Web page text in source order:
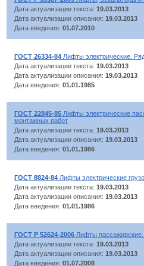
Дата актуализации текста: 19.03.2013
Дата актуализации описания: 19.03.2013
Дата введения: 01.07.2010
ГОСТ 26334-84 Лифты электрические.
Дата актуализации текста: 19.03.2013
Дата актуализации описания: 19.03.2013
Дата введения: 01.01.1985
ГОСТ 22845-85 Лифты электрические
монтажных работ
Дата актуализации текста: 19.03.2013
Дата актуализации описания: 19.03.2013
Дата введения: 01.01.1986
ГОСТ 8824-84 Лифты электрические
Дата актуализации текста: 19.03.2013
Дата актуализации описания: 19.03.2013
Дата введения: 01.01.1986
ГОСТ Р 52624-2006 Лифты
Дата актуализации текста: 19.03.2013
Дата актуализации описания: 19.03.2013
Дата введения: 01.07.2008